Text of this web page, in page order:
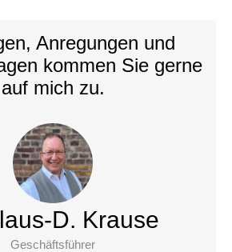
Anregungen und
kommen Sie gerne
auf mich zu.
D. Krause
Geschäftsführer